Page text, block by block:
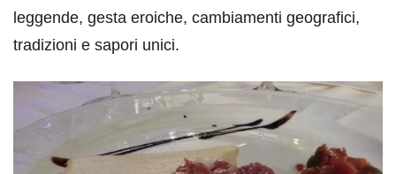
leggende, gesta eroiche, cambiamenti geografici,
tradizioni e sapori unici.